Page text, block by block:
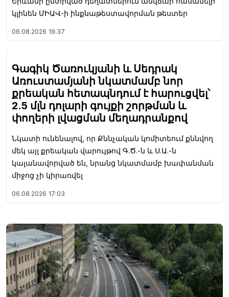
կլինեն ՄԻԱՎ-ի ինքնաթեստավորման թեստեր
06.08.2026 19:37
Գագիկ Ծառուկյանի և Սեդրակ
Առուստամյանի նկատմամբ նոր
քրեական հետապնդում է հարուցվել՝
2.5 մլն դոլարի գույքի շորթման և
փողերի լվացման մեղադրանքով
Նկատի ունենալով, որ Քննչական կոմիտեում քննվող
մեկ այլ քրեական վարույթով Գ.Ծ.-ն և Ս.Ա.-ն
կալանավորված են, նրանց նկատմամբ խափանման
միջոց չի կիրառվել
06.08.2026 17:03